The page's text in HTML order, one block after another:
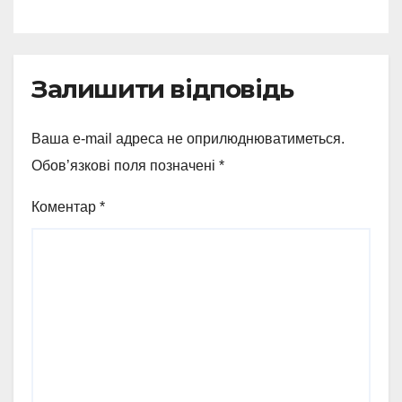
Залишити відповідь
Ваша e-mail адреса не оприлюднюватиметься.
Обов’язкові поля позначені *
Коментар *